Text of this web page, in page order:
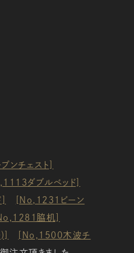
ンチェスト]
ダブルベッド]
[No,1231ビーン
脇机]
[No,1500木波チ